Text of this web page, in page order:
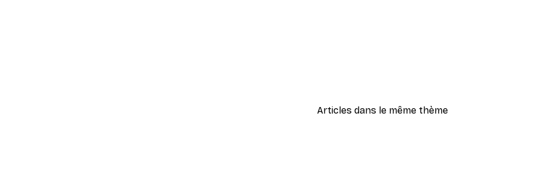
Articles dans le même thème